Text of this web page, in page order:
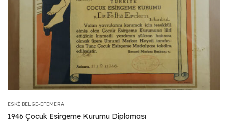
ESKI BELGE-EFEMERA
1946 Çocuk Esirgeme Kurumu Diploması